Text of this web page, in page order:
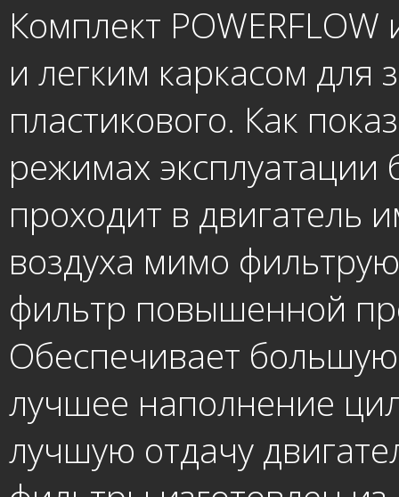
Комплект
и легким каркасом для
пластикового. Как
режимах эксплуатации
проходит в двигатель
воздуха мимо
фильтр повышенной
Обеспечивает
лучшее наполнение
лучшую отдачу